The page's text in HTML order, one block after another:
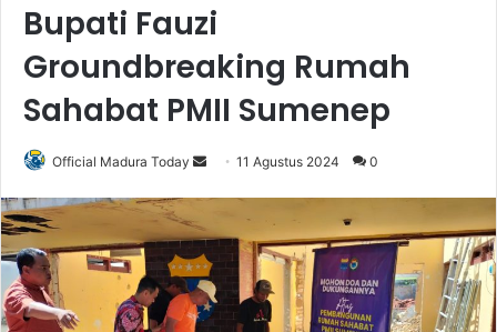
Bupati Fauzi
Groundbreaking Rumah
Sahabat PMII Sumenep
Official Madura Today
d
a
n
e
11 Agustus 2024 0